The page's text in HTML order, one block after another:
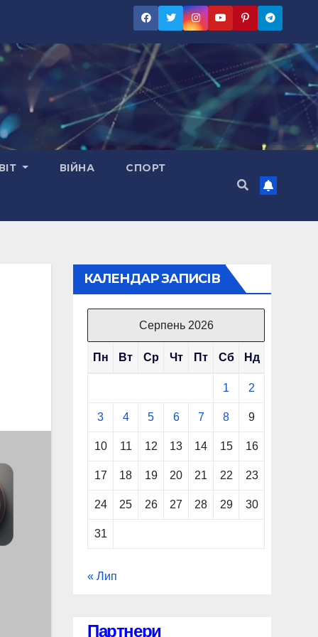
ВІЙНА СПОРТ
КАЛЕНДАР ЗАПИСІВ
Серпень 2026
Пн Вт Ср Чт Пт Сб Нд
1 2
3 4 5 6 7 8 9
10 11 12 13 14 15 16
17 18 19 20 21 22 23
24 25 26 27 28 29 30
31
« Лип
Партнери